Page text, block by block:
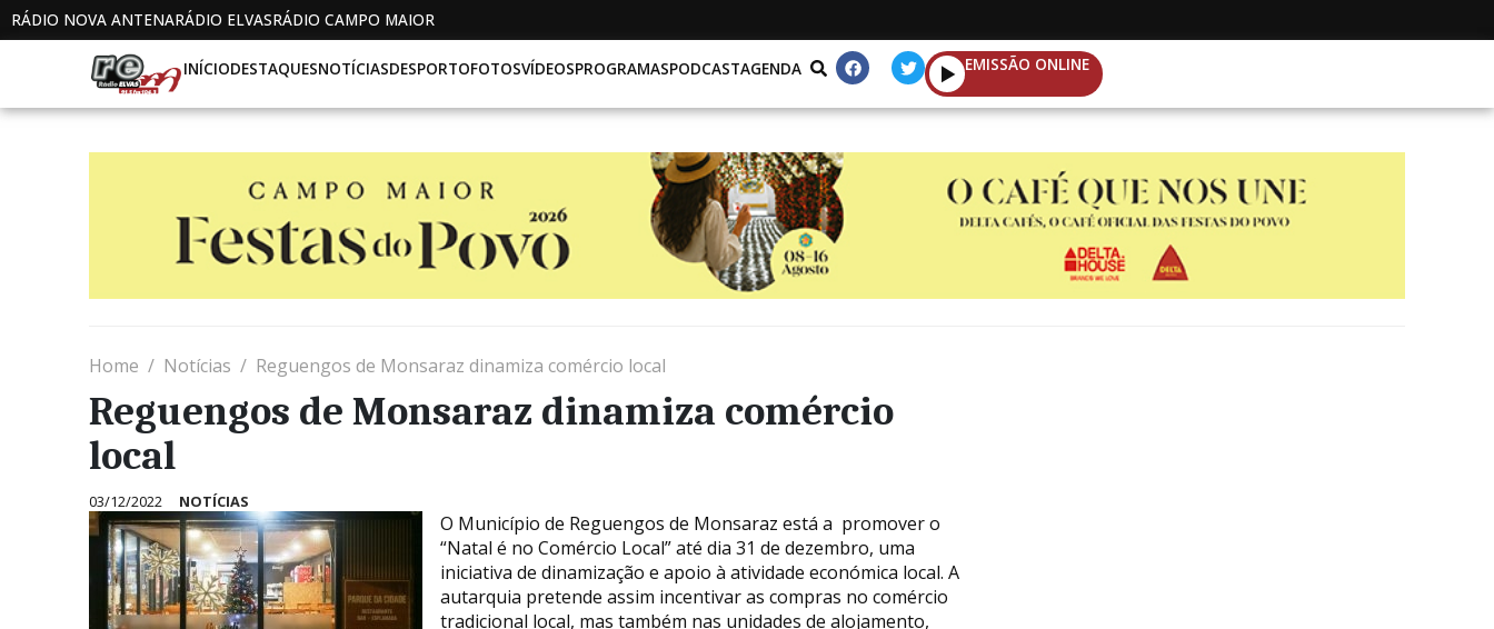
RÁDIO NOVA ANTENARÁDIO ELVASRÁDIO CAMPO MAIOR
INÍCIODESTAQUESNOTÍCIASDESPORTOFOTOSVÍDEOSPROGRAMASPODCASTAGENDA EMISSÃO ONLINE
Home Notícias Reguengos de Monsaraz dinamiza comércio local
Reguengos de Monsaraz dinamiza comércio
local
03/12/2022 NOTÍCIAS
O Município de Reguengos de Monsaraz está a promover o
“Natal é no Comércio Local” até dia 31 de dezembro, uma
iniciativa de dinamização e apoio à atividade económica local. A
autarquia pretende assim incentivar as compras no comércio
tradicional local, mas também nas unidades de alojamento,